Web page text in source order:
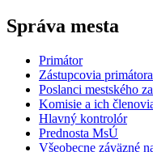
Správa mesta
Primátor
Zástupcovia primátora
Poslanci mestského
Komisie a ich
Hlavný kontrolór
Prednosta MsÚ
Všeobecne záväzné